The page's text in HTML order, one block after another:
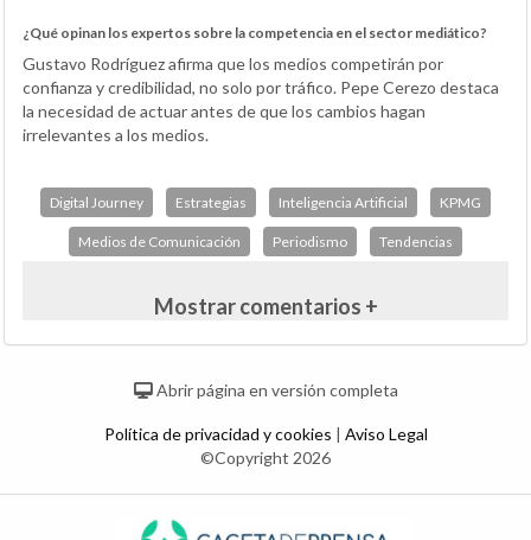
¿Qué opinan los expertos sobre la competencia en el sector mediático?
Gustavo Rodríguez afirma que los medios competirán por
confianza y credibilidad, no solo por tráfico. Pepe Cerezo destaca
la necesidad de actuar antes de que los cambios hagan
irrelevantes a los medios.
Digital Journey Estrategias Inteligencia Artificial KPMG
Medios de Comunicación Periodismo Tendencias
Mostrar comentarios +
Abrir página en versión completa
Política de privacidad y cookies | Aviso Legal
©Copyright 2026